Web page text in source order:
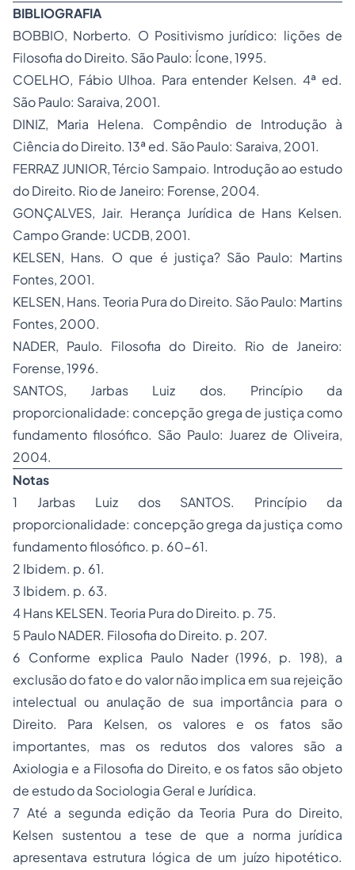
BIBLIOGRAFIA
BOBBIO, Norberto. O Positivismo jurídico: lições de
Filosofia do Direito. São Paulo: Ícone, 1995.
COELHO, Fábio Ulhoa. Para entender Kelsen. 4ª ed.
São Paulo: Saraiva, 2001.
DINIZ, Maria Helena. Compêndio de Introdução à
Ciência do Direito. 13ª ed. São Paulo: Saraiva, 2001.
FERRAZ JUNIOR, Tércio Sampaio. Introdução ao estudo
do Direito. Rio de Janeiro: Forense, 2004.
GONÇALVES, Jair. Herança Jurídica de Hans Kelsen.
Campo Grande: UCDB, 2001.
KELSEN, Hans. O que é justiça? São Paulo: Martins
Fontes, 2001.
KELSEN, Hans. Teoria Pura do Direito. São Paulo: Martins
Fontes, 2000.
NADER, Paulo. Filosofia do Direito. Rio de Janeiro:
Forense, 1996.
SANTOS, Jarbas Luiz dos. Princípio da
proporcionalidade: concepção grega de justiça como
fundamento filosófico. São Paulo: Juarez de Oliveira,
2004.
Notas
1 Jarbas Luiz dos SANTOS. Princípio da
proporcionalidade: concepção grega da justiça como
fundamento filosófico. p. 60-61.
2 Ibidem. p. 61.
3 Ibidem. p. 63.
4 Hans KELSEN. Teoria Pura do Direito. p. 75.
5 Paulo NADER. Filosofia do Direito. p. 207.
6 Conforme explica Paulo Nader (1996, p. 198), a
exclusão do fato e do valor não implica em sua rejeição
intelectual ou anulação de sua importância para o
Direito. Para Kelsen, os valores e os fatos são
importantes, mas os redutos dos valores são a
Axiologia e a Filosofia do Direito, e os fatos são objeto
de estudo da Sociologia Geral e Jurídica.
7 Até a segunda edição da Teoria Pura do Direito,
Kelsen sustentou a tese de que a norma jurídica
apresentava estrutura lógica de um juízo hipotético.